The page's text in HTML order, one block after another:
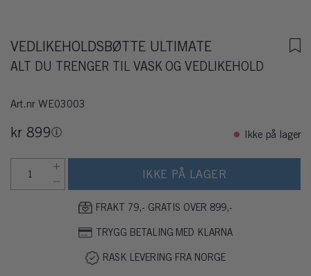
VEDLIKEHOLDSBØTTE ULTIMATE
ALT DU TRENGER TIL VASK OG VEDLIKEHOLD
Art.nr WE03003
kr 899 Ikke på lager
IKKE PÅ LAGER
FRAKT 79,- GRATIS OVER 899,-
TRYGG BETALING MED KLARNA
RASK LEVERING FRA NORGE